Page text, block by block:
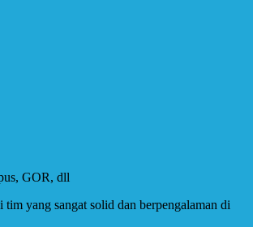
GOR, dll
yang sangat solid dan berpengalaman di